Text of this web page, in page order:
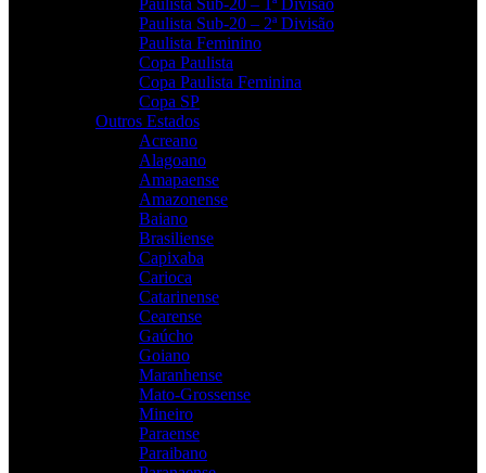
Paulista Sub-20 – 2ª Divisão
Paulista Feminino
Copa Paulista
Copa Paulista Feminina
Copa SP
Outros Estados
Acreano
Alagoano
Amapaense
Amazonense
Baiano
Brasiliense
Capixaba
Carioca
Catarinense
Cearense
Gaúcho
Goiano
Maranhense
Mato-Grossense
Mineiro
Paraense
Paraibano